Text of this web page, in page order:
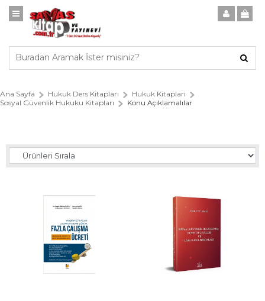
Ana Sayfa Hukuk Ders Kitapları
Hukuk Kitapları
Sosyal Güvenlik Hukuku Kitapları
Konu Açıklamalılar